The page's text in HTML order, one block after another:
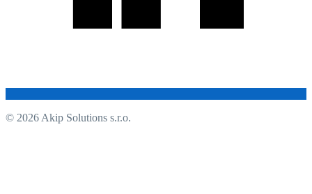
© 2026 Akip Solutions s.r.o.